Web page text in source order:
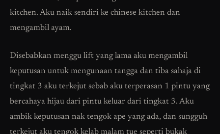
kitchen. Aku naik sendiri ke chinese kitchen dan
mengambil ayam.
Disebabkan menggu lift yang lama aku mengambil
keputusan untuk mengunaan tangga dan tiba sahaja di
tingkat 3 aku terkejut sebab aku terperasan 1 pintu yang
bercahaya hijau dari pintu keluar dari tingkat 3. Aku
ambik keputusan nak tengok ape yang ada, dan sungguh